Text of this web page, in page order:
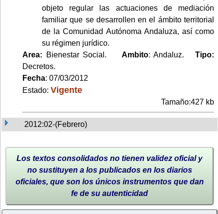
objeto regular las actuaciones de mediación
familiar que se desarrollen en el ámbito territorial
de la Comunidad Autónoma Andaluza, así como
su régimen jurídico.
Area: Bienestar Social. Ambito: Andaluz.Tipo:
Decretos.
Fecha: 07/03/2012
Estado: Vigente
Tamaño:427 kb
2012:02-(Febrero)
Los textos consolidados no tienen validez oficial y
no sustituyen a los publicados en los diarios
oficiales, que son los únicos instrumentos que dan
fe de su autenticidad